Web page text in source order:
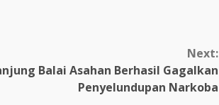
Next:
Balai Asahan Berhasil Gagalkan
Penyelundupan Narkoba